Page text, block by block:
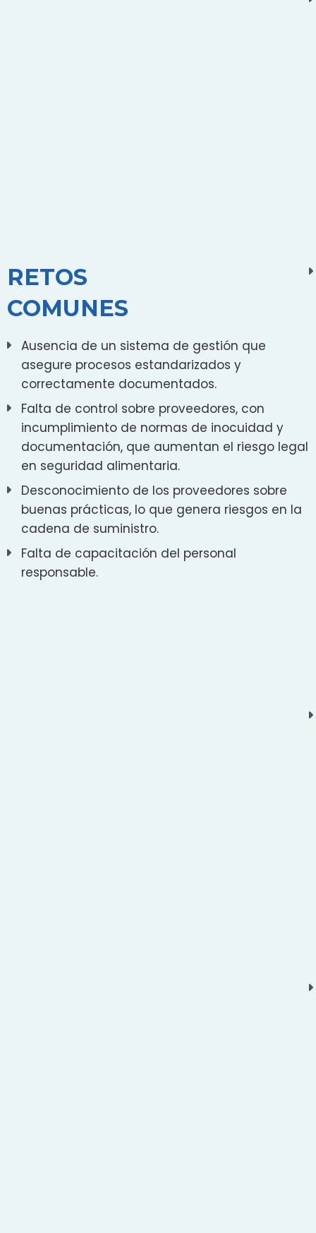
RETOS
COMUNES
Ausencia de un sistema de gestión que
asegure procesos estandarizados y
correctamente documentados.
Falta de control sobre proveedores, con
incumplimiento de normas de inocuidad y
documentación, que aumentan el riesgo legal
en seguridad alimentaria.
Desconocimiento de los proveedores sobre
buenas prácticas, lo que genera riesgos en la
cadena de suministro.
Falta de capacitación del personal
responsable.